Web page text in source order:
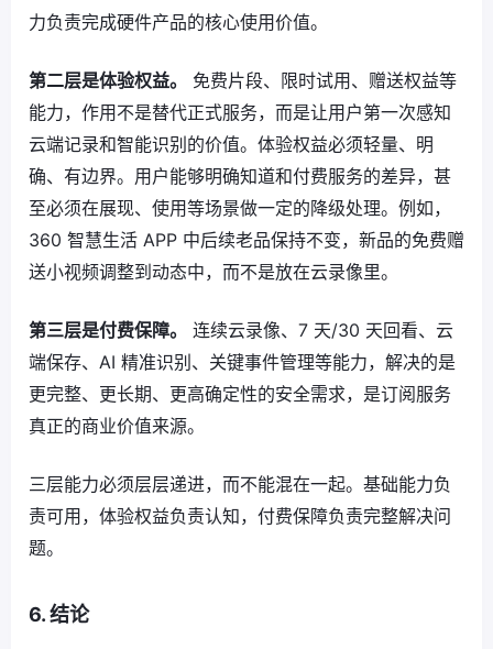
力负责完成硬件产品的核心使用价值。
第二层是体验权益。
免费片段、限时试用、赠送权益等
能力，作用不是替代正式服务，而是让用户第一次感知
云端记录和智能识别的价值。体验权益必须轻量、明
确、有边界。用户能够明确知道和付费服务的差异，甚
至必须在展现、使用等场景做一定的降级处理。例如，
360 智慧生活 APP 中后续老品保持不变，新品的免费赠
送小视频调整到动态中，而不是放在云录像里。
第三层是付费保障。
连续云录像、7 天/30 天回看、云
端保存、AI 精准识别、关键事件管理等能力，解决的是
更完整、更长期、更高确定性的安全需求，是订阅服务
真正的商业价值来源。
三层能力必须层层递进，而不能混在一起。基础能力负
责可用，体验权益负责认知，付费保障负责完整解决问
题。
6. 结论